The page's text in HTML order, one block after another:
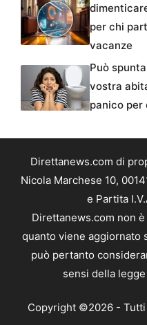
per chi
vacanze
Può
vostra
panico per
Direttanews.com di
Nicola Marchese 10,
e Partita
Direttanews.com non
quanto viene aggiornato
può pertanto
sensi della
Copyright ©2026 -